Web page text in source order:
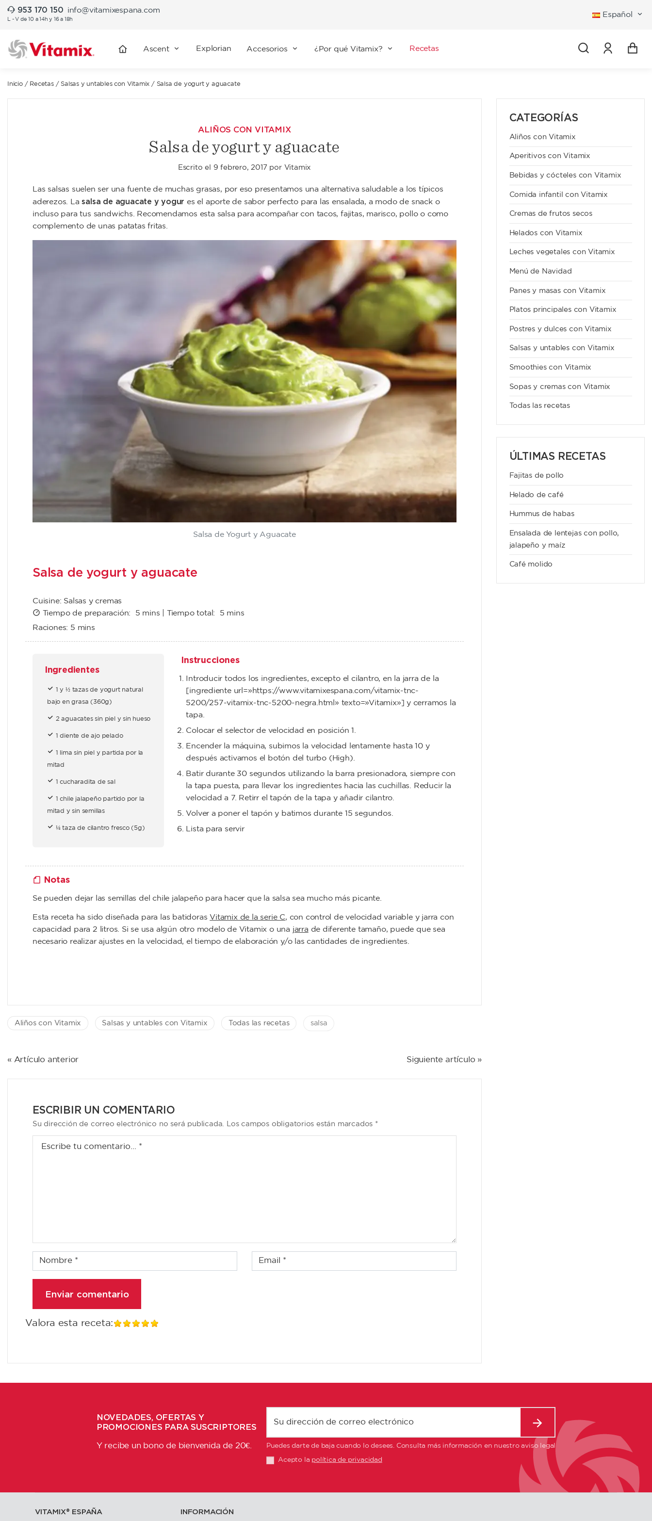
953 170 150 info@vitamixespana.com
L - V de 10 a 14h y 16 a 18h
Español
Ascent Explorian Accesorios ¿Por qué Vitamix? Recetas Iniciar
Inicio/ Recetas/ Salsas y untables con Vitamix / Salsa de yogurt y aguacate
ALIÑOS CON VITAMIX
Salsa de yogurt y aguacate
Escrito el 9 febrero, 2017 por Vitamix
Las salsas suelen ser una fuente de muchas grasas, por eso presentamos una alternativa saludable a los típicos
aderezos. Lasalsa de aguacate y yogur es el aporte de sabor perfecto para las ensalada, a modo de snack o
incluso para tus sandwichs. Recomendamos esta salsa para acompañar con tacos, fajitas, marisco, pollo o como
complemento de unas patatas fritas.
Salsa de Yogurt y Aguacate
Salsa de yogurt y aguacate
Cuisine: Salsas y cremas
Tiempo de preparación: 5 mins | Tiempo total: 5 mins
Raciones: 5 mins
Ingredientes
1 y ½ tazas de yogurt natural
bajo en grasa (360g)
2 aguacates sin piel y sin hueso
1 diente de ajo pelado
1 lima sin piel y partida por la
mitad
1 cucharadita de sal
1 chile jalapeño partido por la
mitad y sin semillas
¼ taza de cilantro fresco (5g)
Instrucciones
Introducir todos los ingredientes, excepto el cilantro, en la jarra de la
[ingrediente url=»https://www.vitamixespana.com/vitamix-tnc-
5200/257-vitamix-tnc-5200-negra.html» texto=»Vitamix»] y cerramos la
tapa.
Colocar el selector de velocidad en posición 1.
Encender la máquina, subimos la velocidad lentamente hasta 10 y
después activamos el botón del turbo (High).
Batir durante 30 segundos utilizando la barra presionadora, siempre con
la tapa puesta, para llevar los ingredientes hacia las cuchillas. Reducir la
velocidad a 7. Retirr el tapón de la tapa y añadir cilantro.
Volver a poner el tapón y batimos durante 15 segundos.
Lista para servir
Notas
Se pueden dejar las semillas del chile jalapeño para hacer que la salsa sea mucho más picante.
Esta receta ha sido diseñada para las batidorasVitamix de la serie C, con control de velocidad variable y jarra con
capacidad para 2 litros. Si se usa algún otro modelo de Vitamix o una jarra de diferente tamaño, puede que sea
necesario realizar ajustes en la velocidad, el tiempo de elaboración y/o las cantidades de ingredientes.
Aliños con Vitamix Salsas y untables con Vitamix Todas las recetas salsa
NAVEGACIÓN
« Artículo anterior Siguiente artículo »
ESCRIBIR UN COMENTARIO
Su dirección de correo electrónico no será publicada. Los campos obligatorios están marcados *
Valora esta receta:
CATEGORÍAS
Aliños con Vitamix
Aperitivos con Vitamix
Bebidas y cócteles con Vitamix
Comida infantil con Vitamix
Cremas de frutos secos
Helados con Vitamix
Leches vegetales con Vitamix
Menú de Navidad
Panes y masas con Vitamix
Platos principales con Vitamix
Postres y dulces con Vitamix
Salsas y untables con Vitamix
Smoothies con Vitamix
Sopas y cremas con Vitamix
Todas las recetas
ÚLTIMAS RECETAS
Fajitas de pollo
Helado de café
Hummus de habas
Ensalada de lentejas con pollo,
jalapeño y maíz
Café molido
NOVEDADES, OFERTAS Y
PROMOCIONES PARA SUSCRIPTORES
Y recibe un bono de bienvenida de 20€. Puedes darte de baja cuando lo desees. Consulta más información en nuestro aviso legal
Acepto la política de privacidad
VITAMIX®️ ESPAÑA INFORMACIÓN